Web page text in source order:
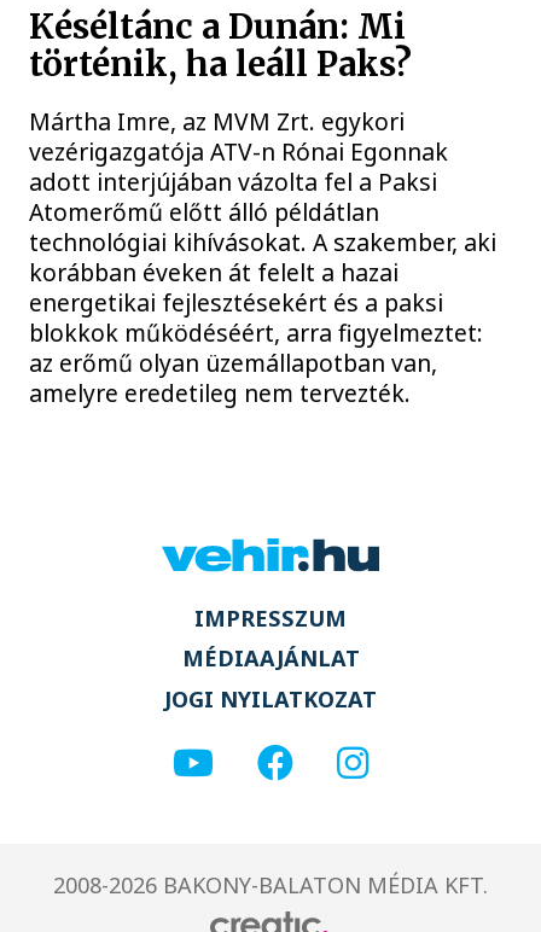
Késéltánc a Dunán: Mi
történik, ha leáll Paks?
Mártha Imre, az MVM Zrt. egykori
vezérigazgatója ATV-n Rónai Egonnak
adott interjújában vázolta fel a Paksi
Atomerőmű előtt álló példátlan
technológiai kihívásokat. A szakember, aki
korábban éveken át felelt a hazai
energetikai fejlesztésekért és a paksi
blokkok működéséért, arra figyelmeztet:
az erőmű olyan üzemállapotban van,
amelyre eredetileg nem tervezték.
IMPRESSZUM
MÉDIAAJÁNLAT
JOGI NYILATKOZAT
2008-2026 BAKONY-BALATON MÉDIA KFT.